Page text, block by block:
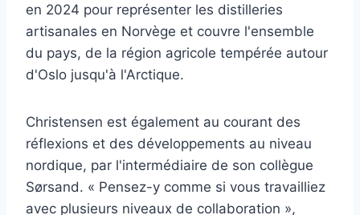
en 2024 pour représenter les distilleries
artisanales en Norvège et couvre l'ensemble
du pays, de la région agricole tempérée autour
d'Oslo jusqu'à l'Arctique.
Christensen est également au courant des
réflexions et des développements au niveau
nordique, par l'intermédiaire de son collègue
Sørsand. « Pensez-y comme si vous travailliez
avec plusieurs niveaux de collaboration »,